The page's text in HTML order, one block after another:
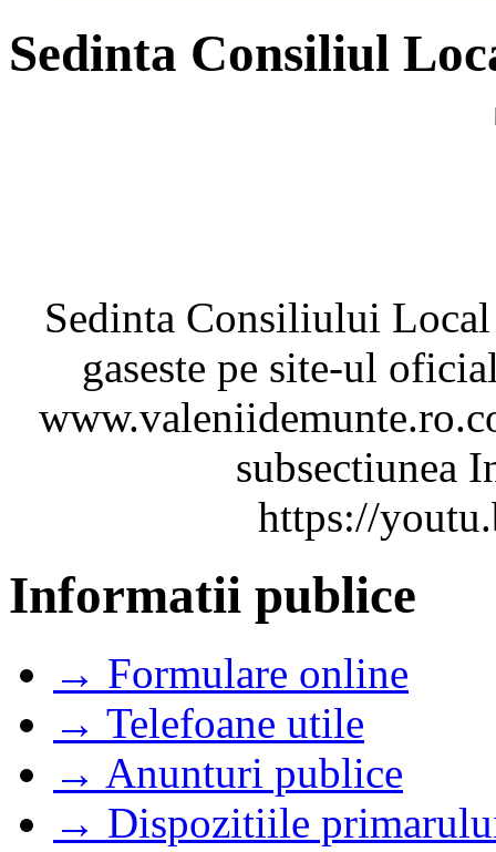
Sedinta Consiliul
Sedinta Consiliului
gaseste pe site-ul
subsectiunea
https://
Informatii publice
→ Formulare online
→ Telefoane utile
→ Anunturi publice
→ Dispozitiile